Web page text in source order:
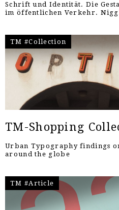
Schrift und Identität. Die
im öffentlichen Verkehr.
TM #Collection
TM-Shopping
Urban Typography findings
around the globe
TM #Article